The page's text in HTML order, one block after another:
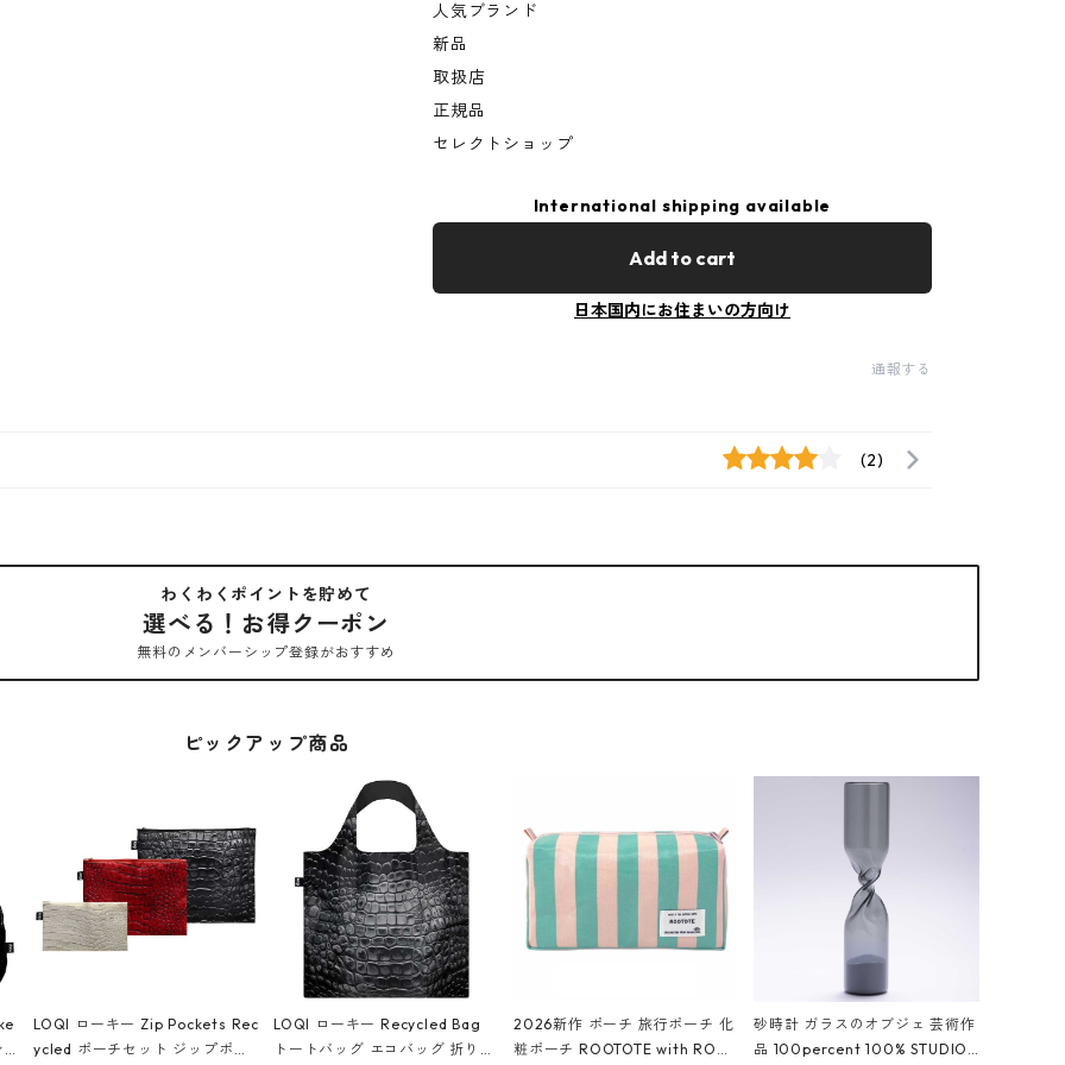
人気ブランド
新品
取扱店
正規品
セレクトショップ
International shipping available
Add to cart
日本国内にお住まいの方向け
通報する
(2)
わくわくポイントを貯めて
選べる！お得クーポン
無料のメンバーシップ登録がおすすめ
ピックアップ商品
LOQI ローキー Zip Pockets Rec
ycled ポーチセット ジップポケ
LOQI ローキー Recycled Bag
トートバッグ エコバッグ 折りた
2026新作 ポーチ 旅行ポーチ 化
粧ポーチ ROOTOTE with ROO
砂時計 ガラスのオブジェ 芸術作
品 100percent 100% STUDIO